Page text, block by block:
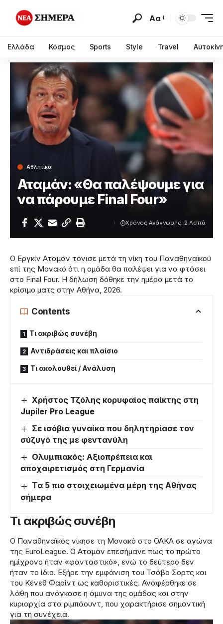
Αα
Ελλάδα Κόσμος Sports Style Travel
Αθλητικά
Αταμάν: «Θα παλέψουμε για
να πάρουμε Final Four»
Χρόνος Ανάγνωσης: 2 Λεπτά
Ο Εργκίν Αταμάν τόνισε μετά τη νίκη του Παναθηναϊκού
επί της Μονακό ότι η ομάδα θα παλέψει για να φτάσει
στο Final Four. Η δήλωση δόθηκε την ημέρα μετά το
κρίσιμο ματς στην Αθήνα, 2026.
Contents
Τι ακριβώς συνέβη
Αντιδράσεις και πλαίσιο
Τι ακολουθεί / Ανάλυση
Χρήστος Τζόλης κορυφαίος παίκτης στη
Jupiler Pro League
Σε ισόβια γυναίκα που δηλητηρίασε τον
σύζυγό της με φεντανύλη
Ολυμπιακός: Αξιοπρέπεια και
αποχαιρετισμός στη Γερμανία
Τα 5 πιο στοιχειωμένα μέρη της Αθήνας
σήμερα
Τι ακριβώς συνέβη
Ο Παναθηναϊκός νίκησε τη Μονακό στο ΟΑΚΑ σε αγώνα
της EuroLeague. Ο Αταμάν επεσήμανε πως το πρώτο
ημίχρονο ήταν «φανταστικό», ενώ το δεύτερο δεν
ήταν το ίδιο. Εξήρε την εμφάνιση του Τσάβο Σορτς και
του Κένεθ Φαρίντ ως καθοριστικές. Αναφέρθηκε σε
λάθη που ανάγκασε η άμυνα της ομάδας και στην
κυριαρχία στα ριμπάουντ, που χαρακτήρισε σημαντική
για τη συνέχεια.